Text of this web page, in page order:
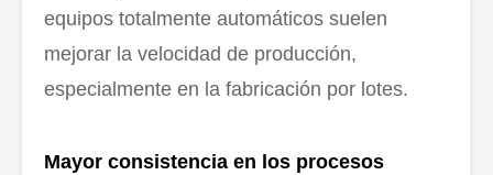
equipos totalmente automáticos suelen
mejorar la velocidad de producción,
especialmente en la fabricación por lotes.
Mayor consistencia en los procesos